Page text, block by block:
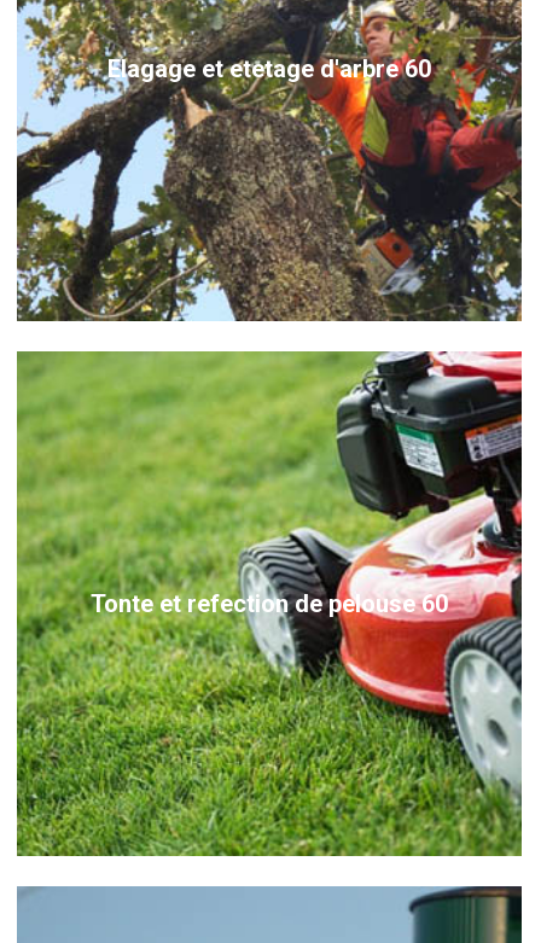
Elagage et etetage d'arbre 60
Tonte et refection de pelouse 60